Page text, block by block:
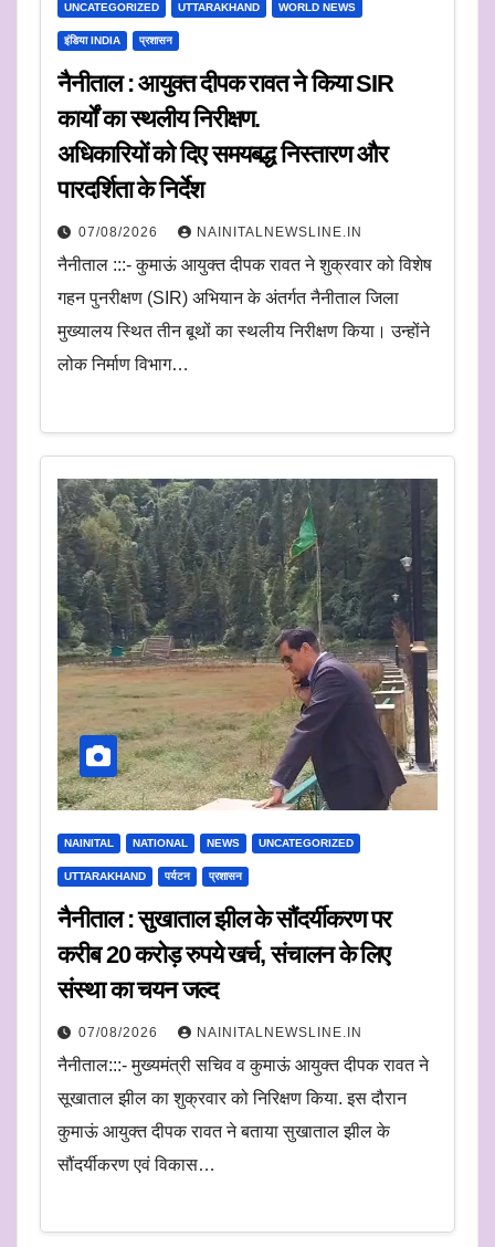
UNCATEGORIZED UTTARAKHAND WORLD NEWS
इंडिया INDIA प्रशासन
नैनीताल : आयुक्त दीपक रावत ने किया SIR
कार्यों का स्थलीय निरीक्षण.
अधिकारियों को दिए समयबद्ध निस्तारण और
पारदर्शिता के निर्देश
07/08/2026 NAINITALNEWSLINE.IN
नैनीताल :::- कुमाऊं आयुक्त दीपक रावत ने शुक्रवार को विशेष
गहन पुनरीक्षण (SIR) अभियान के अंतर्गत नैनीताल जिला
मुख्यालय स्थित तीन बूथों का स्थलीय निरीक्षण किया। उन्होंने
लोक निर्माण विभाग…
NAINITAL NATIONAL NEWS UNCATEGORIZED
UTTARAKHAND पर्यटन प्रशासन
नैनीताल : सुखाताल झील के सौंदर्यीकरण पर
करीब 20 करोड़ रुपये खर्च, संचालन के लिए
संस्था का चयन जल्द
07/08/2026 NAINITALNEWSLINE.IN
नैनीताल:::- मुख्यमंत्री सचिव व कुमाऊं आयुक्त दीपक रावत ने
सूखाताल झील का शुक्रवार को निरिक्षण किया. इस दौरान
कुमाऊं आयुक्त दीपक रावत ने बताया सुखाताल झील के
सौंदर्यीकरण एवं विकास…